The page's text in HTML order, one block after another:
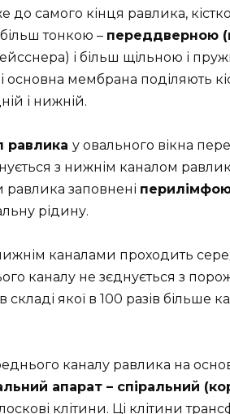
до самого кінця равлика,
тонкою – переддверною
і більш щільною і
основна мембрана поділяють
і нижній.
равлика у овального вікна
з нижнім каналом
заповнені
рідину.
каналами проходить
каналу не зєднується з
складі якої в 100 разів більше
каналу равлика на
апарат – спіральний
клітини. Ці клітини